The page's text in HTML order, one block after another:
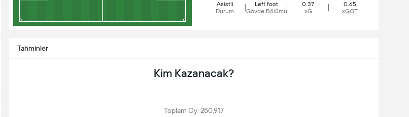
Asistli
Durum
Left foot
Gövde Bölümü
0.37
xG
0.65
xGOT
Tahminler
Kim Kazanacak?
Toplam Oy: 250,917